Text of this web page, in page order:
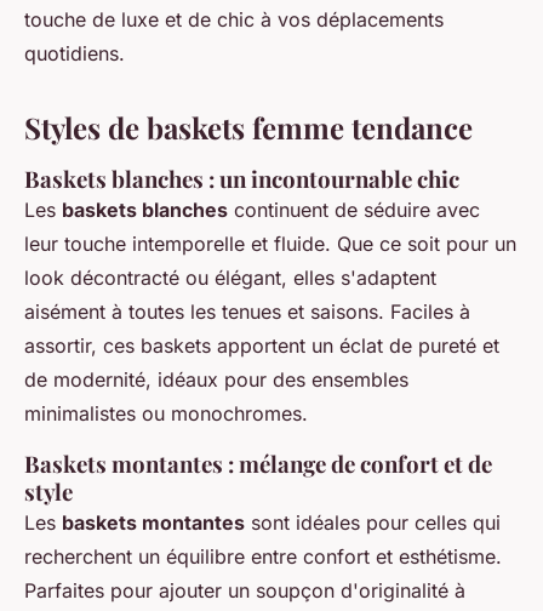
touche de luxe et de chic à vos déplacements
quotidiens.
Styles de baskets femme tendance
Baskets blanches : un incontournable chic
Les baskets blanches continuent de séduire avec
leur touche intemporelle et fluide. Que ce soit pour un
look décontracté ou élégant, elles s'adaptent
aisément à toutes les tenues et saisons. Faciles à
assortir, ces baskets apportent un éclat de pureté et
de modernité, idéaux pour des ensembles
minimalistes ou monochromes.
Baskets montantes : mélange de confort et de
style
Les baskets montantes sont idéales pour celles qui
recherchent un équilibre entre confort et esthétisme.
Parfaites pour ajouter un soupçon d'originalité à